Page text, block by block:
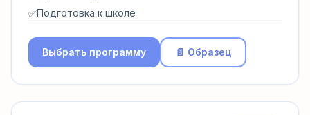
✅Подготовка к школе
Выбрать программу 📄 Образец